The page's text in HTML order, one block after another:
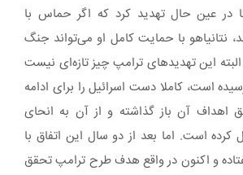
در عین حال تهدید کرد که اگر حماس با
طرحش موافقت نکند، نتانیاهو با حمایت کامل او می‌‎تواند جنگ
البته این تهدیدهای ترامپ چیز تازه‌ای نیست
است، کاملا دست اسرائیل را برای ادامه
اهداف آن باز گذاشته و از آن به انحای
است. اما بعد از دو سال این اتفاق با
و اکنون در واقع هدف طرح ترامپ تحقق